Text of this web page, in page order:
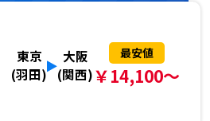
東京
(羽田)
大阪
(関西)
最安値
￥14,100～